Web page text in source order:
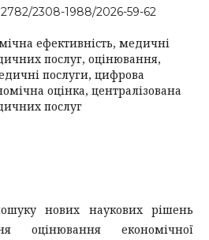
2308-1988/2026-59-62
ефективність, медичні
послуг, оцінювання,
послуги, цифрова
оцінка, централізована
послуг
нових наукових рішень
оцінювання економічної